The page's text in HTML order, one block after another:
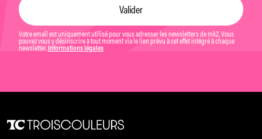
Votre email est uniquement utilisé pour vous adresser les newsletters de mk2. Vous
pouvez vous y désinscrire à tout moment via le lien prévu à cet effet intégré à chaque
newsletter. Informations légales